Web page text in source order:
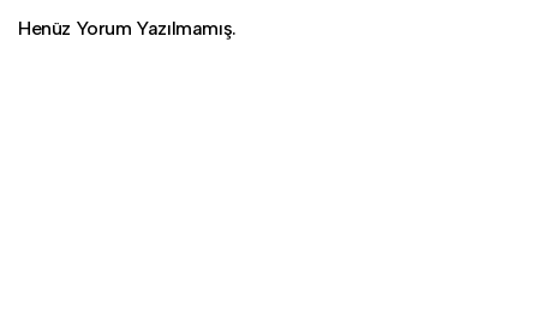
Henüz Yorum Yazılmamış.